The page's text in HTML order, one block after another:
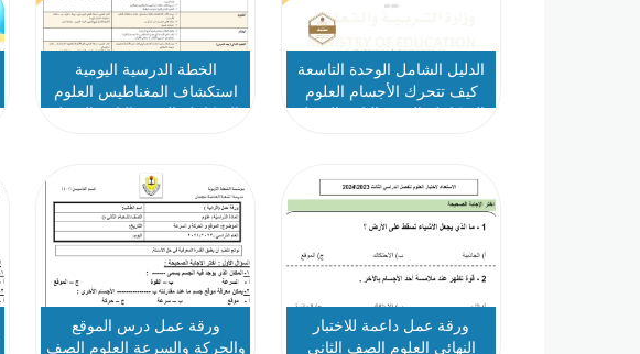
الدليل الشامل الوحدة التاسعة
كيف تتحرك الأجسام العلوم
المتكاملة الصف الثاني الفصل
الخطة الدرسية اليومية
استكشاف المغناطيس العلوم
المتكاملة الصف الثاني الفصل
ورقة عمل داعمة للاختبار
النهائي العلوم الصف الثاني
ورقة عمل درس الموقع
والحركة والسرعة العلوم الصف